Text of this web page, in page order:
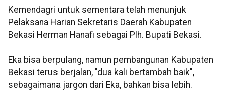
Kemendagri untuk sementara telah menunjuk
Pelaksana Harian Sekretaris Daerah Kabupaten
Bekasi Herman Hanafi sebagai Plh. Bupati Bekasi.
Eka bisa berpulang, namun pembangunan Kabupaten
Bekasi terus berjalan, "dua kali bertambah baik",
sebagaimana jargon dari Eka, bahkan bisa lebih.